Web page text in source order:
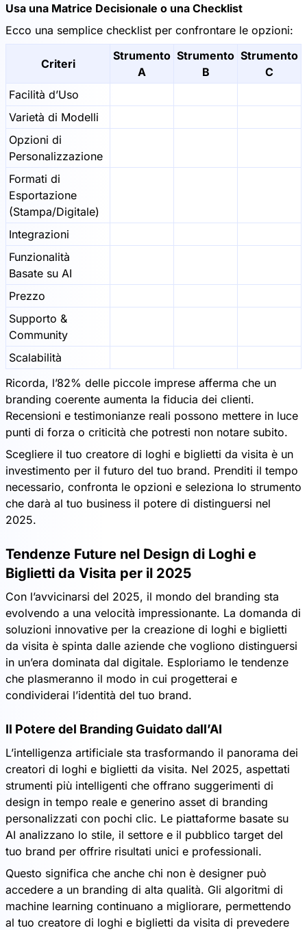
Usa una Matrice Decisionale o una Checklist
Ecco una semplice checklist per confrontare le opzioni:
Criteri
Strumento
A
Strumento
B
Strumento
C
Facilità d’Uso
Varietà di Modelli
Opzioni di
Personalizzazione
Formati di
Esportazione
(Stampa/Digitale)
Integrazioni
Funzionalità
Basate su AI
Prezzo
Supporto &
Community
Scalabilità
Ricorda, l’82% delle piccole imprese afferma che un
branding coerente aumenta la fiducia dei clienti.
Recensioni e testimonianze reali possono mettere in luce
punti di forza o criticità che potresti non notare subito.
Scegliere il tuo creatore di loghi e biglietti da visita è un
investimento per il futuro del tuo brand. Prenditi il tempo
necessario, confronta le opzioni e seleziona lo strumento
che darà al tuo business il potere di distinguersi nel
2025.
Tendenze Future nel Design di Loghi e
Biglietti da Visita per il 2025
Con l’avvicinarsi del 2025, il mondo del branding sta
evolvendo a una velocità impressionante. La domanda di
soluzioni innovative per la creazione di loghi e biglietti
da visita è spinta dalle aziende che vogliono distinguersi
in un’era dominata dal digitale. Esploriamo le tendenze
che plasmeranno il modo in cui progetterai e
condividerai l’identità del tuo brand.
Il Potere del Branding Guidato dall’AI
L’intelligenza artificiale sta trasformando il panorama dei
creatori di loghi e biglietti da visita. Nel 2025, aspettati
strumenti più intelligenti che offrano suggerimenti di
design in tempo reale e generino asset di branding
personalizzati con pochi clic. Le piattaforme basate su
AI analizzano lo stile, il settore e il pubblico target del
tuo brand per offrire risultati unici e professionali.
Questo significa che anche chi non è designer può
accedere a un branding di alta qualità. Gli algoritmi di
machine learning continuano a migliorare, permettendo
al tuo creatore di loghi e biglietti da visita di prevedere